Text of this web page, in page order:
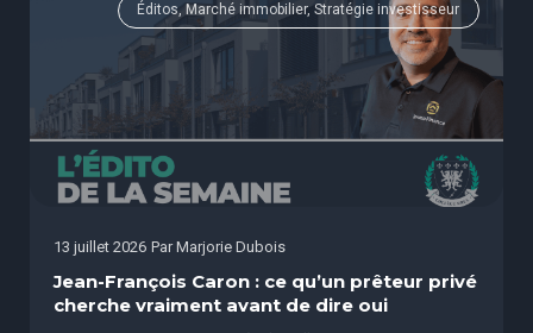
Éditos, Marché immobilier, Stratégie investisseur
13 juillet 2026 Par Marjorie Dubois
Jean-François Caron : ce qu’un prêteur privé
cherche vraiment avant de dire oui